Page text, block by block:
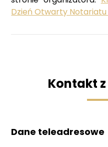
Dzień Otwarty Notariatu
Kontakt
Dane teleadresowe